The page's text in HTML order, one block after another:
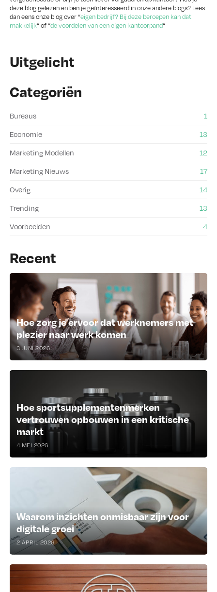
deze blog gelezen en ben je geïnteresseerd in onze andere blogs? Lees
dan eens onze blog over “eigen bedrijf? Bij deze beroepen kan dat
makkelijk“ of “de voordelen van een eigen kantoorpand“
Uitgelicht
Categoriën
Bureaus
1
Economie
13
Marketing Modellen
12
Marketing Nieuws
17
Overig
14
Trending
13
Voorbeelden
4
Recent
Hoe zorg je ervoor dat werknemers met
plezier naar werk komen
3 JUNI 2026
Hoe sportsupplementenmerken
vertrouwen opbouwen in een kritische
markt
4 MEI 2026
Waarom inzichten onmisbaar zijn voor
digitale groei
2 APRIL 2026